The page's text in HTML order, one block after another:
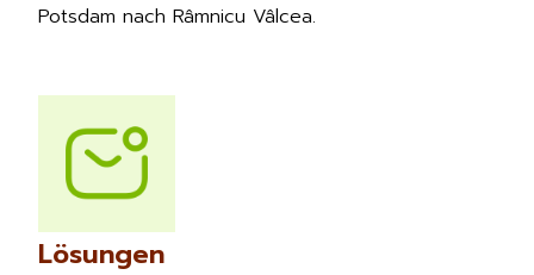
Potsdam nach Râmnicu Vâlcea.
Lösungen